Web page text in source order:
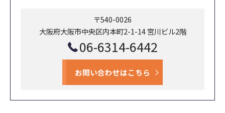
〒540-0026
大阪府大阪市中央区内本町2-1-14 宮川ビル2階
06-6314-6442
お問い合わせはこちら